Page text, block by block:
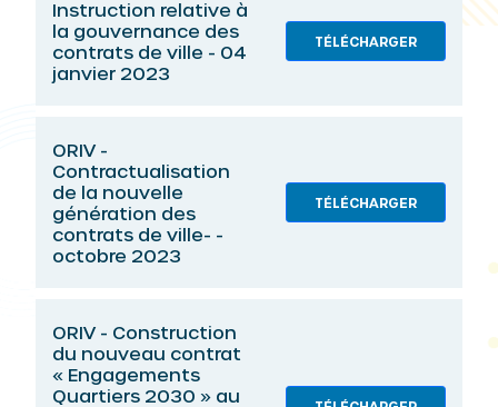
Instruction relative à
la gouvernance des
contrats de ville - 04
janvier 2023
TÉLÉCHARGER
ORIV -
Contractualisation
de la nouvelle
génération des
contrats de ville- -
octobre 2023
TÉLÉCHARGER
ORIV - Construction
du nouveau contrat
« Engagements
Quartiers 2030 » au